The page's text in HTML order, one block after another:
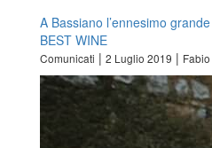
A Bassiano l’ennesimo
BEST WINE
Comunicati | 2 Luglio 2019 |